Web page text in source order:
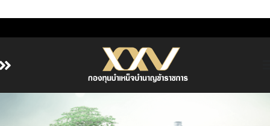
เกี่ยวกับ กบข.